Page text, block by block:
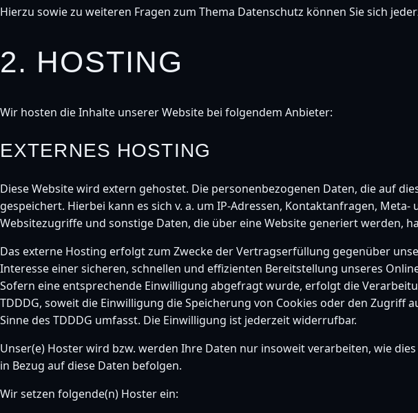
Hierzu sowie zu weiteren Fragen zum Thema Datenschutz können Sie sich
2. HOSTING
Wir hosten die Inhalte unserer Website bei folgendem Anbieter:
EXTERNES HOSTING
Diese Website wird extern gehostet. Die personenbezogenen Daten, die auf
gespeichert. Hierbei kann es sich v. a. um IP-Adressen, Kontaktanfragen,
Websitezugriffe und sonstige Daten, die über eine Website generiert werden,
Das externe Hosting erfolgt zum Zwecke der Vertragserfüllung gegenüber
Interesse einer sicheren, schnellen und effizienten Bereitstellung unseres
Sofern eine entsprechende Einwilligung abgefragt wurde, erfolgt die
TDDDG, soweit die Einwilligung die Speicherung von Cookies oder den
Sinne des TDDDG umfasst. Die Einwilligung ist jederzeit widerrufbar.
Unser(e) Hoster wird bzw. werden Ihre Daten nur insoweit verarbeiten, wie
in Bezug auf diese Daten befolgen.
Wir setzen folgende(n) Hoster ein: